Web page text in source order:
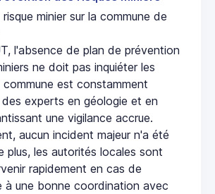
minier sur la commune de
l'absence de plan de prévention
ne doit pas inquiéter les
est constamment
des experts en géologie et en
une vigilance accrue.
aucun incident majeur n'a été
plus, les autorités locales sont
rapidement en cas de
à une bonne coordination avec